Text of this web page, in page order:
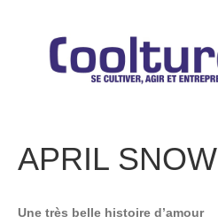
APRIL SNOW
Une très belle histoire d’amour